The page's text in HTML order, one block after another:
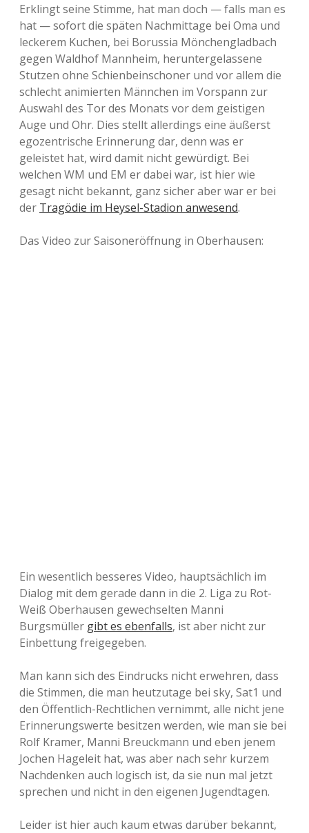
Erklingt seine Stimme, hat man doch — falls man es
hat — sofort die späten Nachmittage bei Oma und
leckerem Kuchen, bei Borussia Mönchengladbach
gegen Waldhof Mannheim, heruntergelassene
Stutzen ohne Schienbeinschoner und vor allem die
schlecht animierten Männchen im Vorspann zur
Auswahl des Tor des Monats vor dem geistigen
Auge und Ohr. Dies stellt allerdings eine äußerst
egozentrische Erinnerung dar, denn was er
geleistet hat, wird damit nicht gewürdigt. Bei
welchen WM und EM er dabei war, ist hier wie
gesagt nicht bekannt, ganz sicher aber war er bei
der Tragödie im Heysel-Stadion anwesend.
Das Video zur Saisoneröffnung in Oberhausen:
Ein wesentlich besseres Video, hauptsächlich im
Dialog mit dem gerade dann in die 2. Liga zu Rot-
Weiß Oberhausen gewechselten Manni
Burgsmüller gibt es ebenfalls, ist aber nicht zur
Einbettung freigegeben.
Man kann sich des Eindrucks nicht erwehren, dass
die Stimmen, die man heutzutage bei sky, Sat1 und
den Öffentlich-Rechtlichen vernimmt, alle nicht jene
Erinnerungswerte besitzen werden, wie man sie bei
Rolf Kramer, Manni Breuckmann und eben jenem
Jochen Hageleit hat, was aber nach sehr kurzem
Nachdenken auch logisch ist, da sie nun mal jetzt
sprechen und nicht in den eigenen Jugendtagen.
Leider ist hier auch kaum etwas darüber bekannt,